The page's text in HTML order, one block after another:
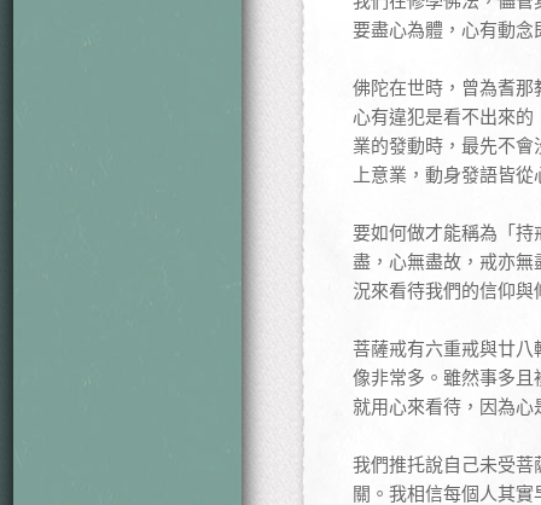
要盡心為體，心有動
佛陀在世時，曾為耆
心有違犯是看不出來
業的發動時，最先不
上意業，動身發語皆
要如何做才能稱為「
盡，心無盡故，戒亦
況來看待我們的信仰
菩薩戒有六重戒與廿
像非常多。雖然事多
就用心來看待，因為
我們推托說自己未受
關。我相信每個人其